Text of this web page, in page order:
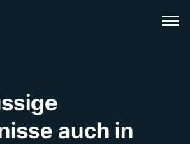
auch in